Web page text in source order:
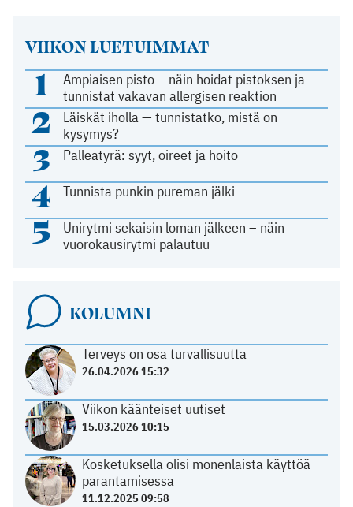
VIIKON LUETUIMMAT
1
Ampiaisen pisto – näin hoidat pistoksen ja
tunnistat vakavan allergisen reaktion
2
Läiskät iholla — tunnistatko, mistä on
kysymys?
3 Palleatyrä: syyt, oireet ja hoito
4 Tunnista punkin pureman jälki
5
Unirytmi sekaisin loman jälkeen – näin
vuorokausirytmi palautuu
KOLUMNI
Terveys on osa turvallisuutta
26.04.2026 15:32
Viikon käänteiset uutiset
15.03.2026 10:15
Kosketuksella olisi monenlaista käyttöä
parantamisessa
11.12.2025 09:58